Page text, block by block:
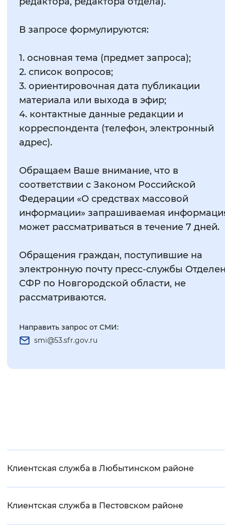
В запросе формулируются:
1. основная тема (предмет запроса);
2. список вопросов;
3. ориентировочная дата публикации
материала или выхода в эфир;
4. контактные данные редакции и
корреспондента (телефон, электронный
адрес).
Обращаем Ваше внимание, что в
соответствии с Законом Российской
Федерации «О средствах массовой
информации» запрашиваемая
может рассматриваться в течение 7 дней.
Обращения граждан, поступившие на
электронную почту пресс-службы
СФР по Новгородской области, не
рассматриваются.
Направить запрос от СМИ:
smi@53.sfr.gov.ru
Клиентская служба в Любытинском районе
Клиентская служба в Пестовском районе